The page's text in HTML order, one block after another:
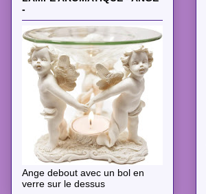
-
Ange debout avec un bol en
verre sur le dessus